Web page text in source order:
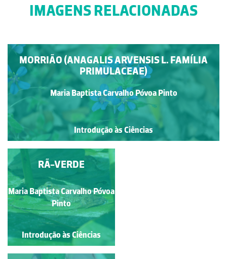
IMAGENS RELACIONADAS
MORRIÃO (ANAGALIS ARVENSIS L. FAMÍLIA
PRIMULACEAE)
Maria Baptista Carvalho Póvoa Pinto
Introdução às Ciências
GERMINAÇÃO
Maria Baptista Carvalho
Póvoa Pinto
Introdução às Ciências
RÃ-VERDE
Maria Baptista Carvalho Póvoa
Pinto
Introdução às Ciências